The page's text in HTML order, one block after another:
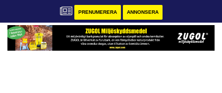
PRENUMERERA ANNONSERA